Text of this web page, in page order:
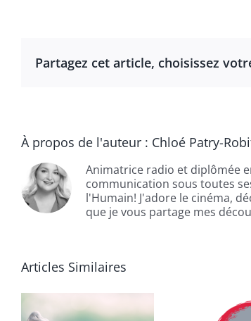
Partagez cet article, choisissez
À propos de l'auteur : Chloé Patry-
Animatrice radio et diplômée
communication sous toutes
l'Humain! J'adore le cinéma,
que je vous partage mes
Articles Similaires